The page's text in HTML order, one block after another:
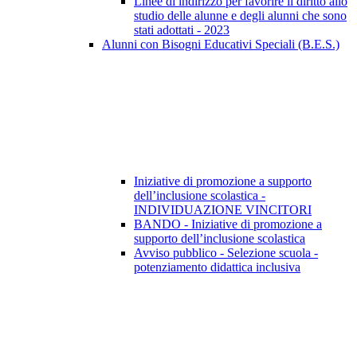
studio delle alunne e degli alunni che sono
stati adottati - 2023
Alunni con Bisogni Educativi Speciali (B.E.S.)
Iniziative di promozione a supporto
dell’inclusione scolastica -
INDIVIDUAZIONE VINCITORI
BANDO - Iniziative di promozione a
supporto dell’inclusione scolastica
Avviso pubblico - Selezione scuola -
potenziamento didattica inclusiva